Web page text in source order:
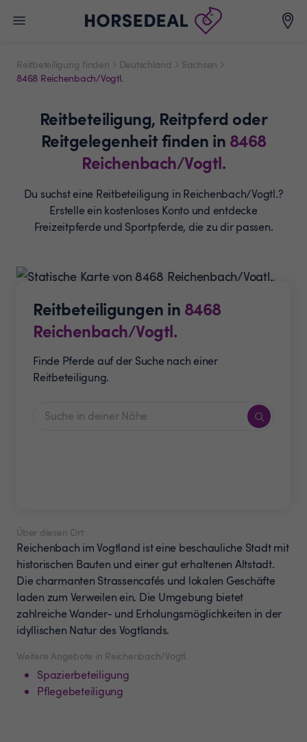
Reitbeteiligung finden Deutschland
Sachsen
8468 Reichenbach/Vogtl.
Reitbeteiligung, Reitpferd oder
Reitgelegenheitfinden in 8468
Reichenbach/Vogtl.
Du suchst eine Reitbeteiligung in Reichenbach/Vogtl.?
Erstelle ein kostenloses Konto und entdecke
Freizeitpferde und Sportpferde, die zu dir passen.
Reitbeteiligungen in 8468
Reichenbach/Vogtl.
Finde Pferde auf der Suche nach einer
Reitbeteiligung.
Weitere Angebote in Reichenbach/Vogtl.
Spazierbeteiligung
Pflegebeteiligung
Über diesen Ort
Reichenbach im Vogtland ist eine beschauliche Stadt mit
historischen Bauten und einer gut erhaltenen Altstadt.
Die charmanten Strassencafés und lokalen Geschäfte
laden zum Verweilen ein. Die Umgebung bietet
zahlreiche Wander- und Erholungsmöglichkeiten in der
idyllischen Natur des Vogtlands.